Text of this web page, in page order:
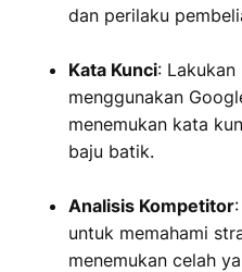
dan perilaku
Kata Kunci:
menggunakan
menemukan kata
baju batik.
Analisis Kompetitor
untuk memahami
menemukan celah